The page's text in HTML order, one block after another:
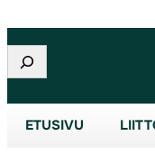
Etsi
ETUSIVU